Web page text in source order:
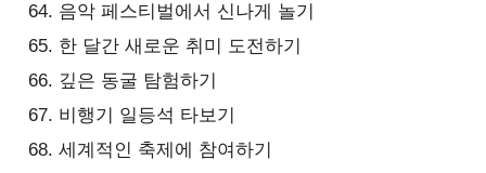
음악 페스티벌에서 신나게 놀기
한 달간 새로운 취미 도전하기
깊은 동굴 탐험하기
비행기 일등석 타보기
세계적인 축제에 참여하기